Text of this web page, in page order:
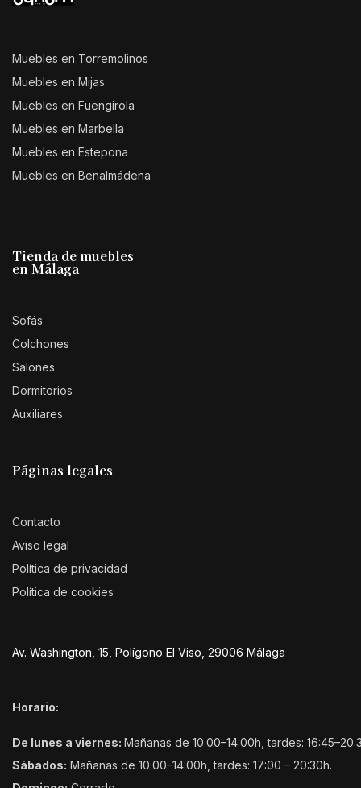
Muebles en Torremolinos
Muebles en Mijas
Muebles en Fuengirola
Muebles en Marbella
Muebles en Estepona
Muebles en Benalmádena
Tienda de muebles
en Málaga
Sofás
Colchones
Salones
Dormitorios
Auxiliares
Páginas legales
Contacto
Aviso legal
Política de privacidad
Política de cookies
Av. Washington, 15, Polígono El Viso, 29006 Málaga
Horario:
De lunes a viernes: Mañanas de 10.00–14:00h, tardes:
Sábados: Mañanas de 10.00–14:00h, tardes: 17:00 – 20:30h.